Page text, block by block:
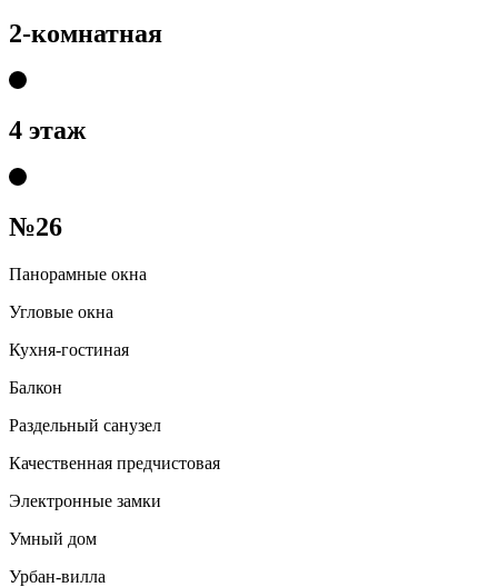
2-комнатная
4 этаж
№26
Панорамные окна
Угловые окна
Кухня-гостиная
Балкон
Раздельный санузел
Качественная предчистовая
Электронные замки
Умный дом
Урбан-вилла